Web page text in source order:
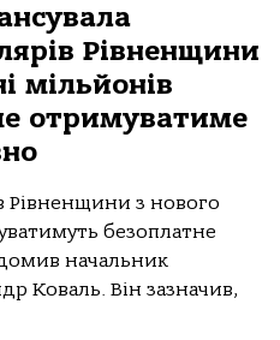
Рівненщини
мільйонів
отримуватиме
Рівненщини з нового
безоплатне
начальник
Коваль. Він зазначив,